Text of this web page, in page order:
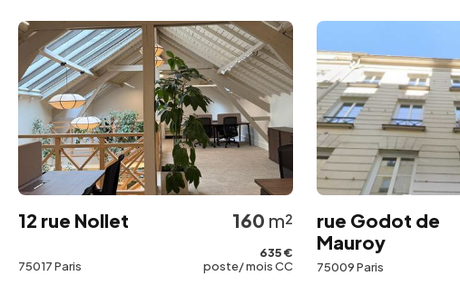
12 rue Nollet
75017 Paris
160 m²
635 €
poste/ mois CC
rue Godot de
Mauroy
75009 Paris